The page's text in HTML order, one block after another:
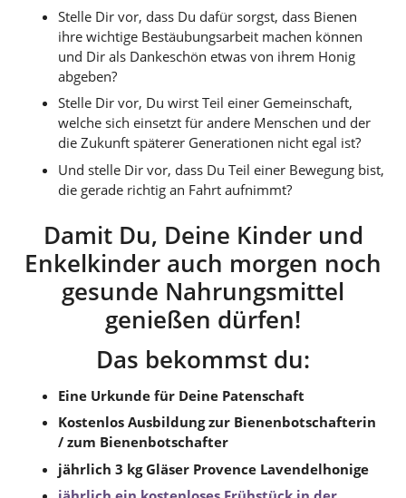
Stelle Dir vor, dass Du dafür sorgst, dass Bienen
ihre wichtige Bestäubungsarbeit machen können
und Dir als Dankeschön etwas von ihrem Honig
abgeben?
Stelle Dir vor, Du wirst Teil einer Gemeinschaft,
welche sich einsetzt für andere Menschen und der
die Zukunft späterer Generationen nicht egal ist?
Und stelle Dir vor, dass Du Teil einer Bewegung bist,
die gerade richtig an Fahrt aufnimmt?
Damit Du, Deine Kinder und
Enkelkinder auch morgen noch
gesunde Nahrungsmittel
genießen dürfen!
Das bekommst du:
Eine Urkunde für Deine Patenschaft
Kostenlos Ausbildung zur Bienenbotschafterin
/ zum Bienenbotschafter
jährlich 3 kg Gläser Provence Lavendelhonige